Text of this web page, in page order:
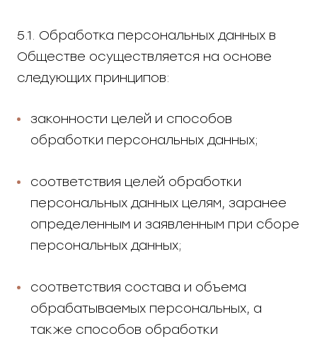
5.1. Обработка персональных данных в
Обществе осуществляется на основе
следующих принципов:
законности целей и способов
обработки персональных данных;
соответствия целей обработки
персональных данных целям, заранее
определенным и заявленным при сборе
персональных данных;
соответствия состава и объема
обрабатываемых персональных, а
также способов обработки